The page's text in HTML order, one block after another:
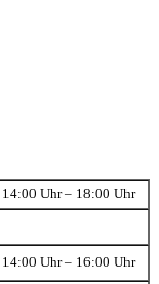
14:00 Uhr – 18:00 Uhr
14:00 Uhr – 16:00 Uhr